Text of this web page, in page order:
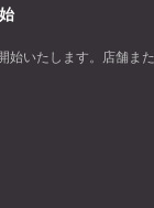
始いたします。店舗ま